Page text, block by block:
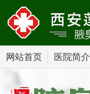
网站首页 医院简介